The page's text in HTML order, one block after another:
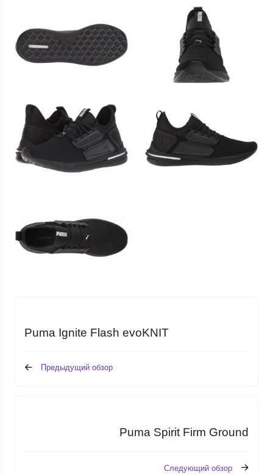
Puma Ignite Flash evoKNIT
Предыдущий обзор
Puma Spirit Firm Ground
Следующий обзор